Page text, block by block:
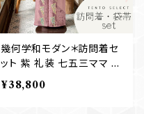
幾何学和モダン＊訪問着セ
ット 紫 礼装 七五三ママ 卒
業式 入学式 訪問着+袋帯
B269
¥38,800